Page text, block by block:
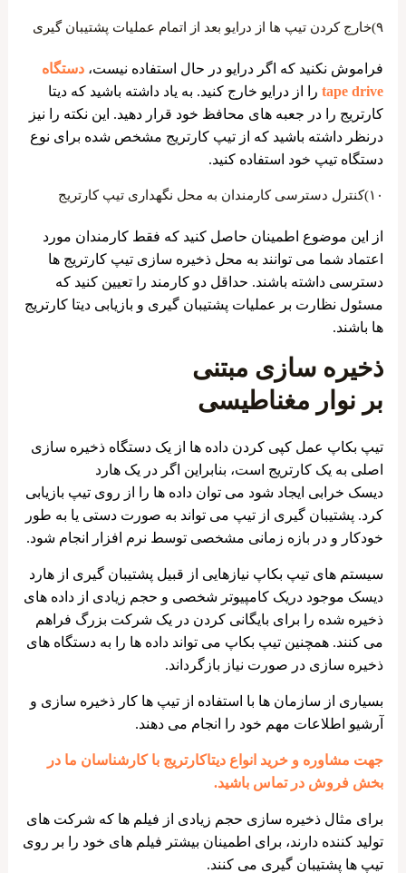
۹)خارج کردن تیپ ها از درایو بعد از اتمام عملیات پشتیبان گیری
فراموش نکنید که اگر درایو در حال استفاده نیست، دستگاه
tape driveرا از درایو خارج کنید. به یاد داشته باشید که دیتا
کارتریج را در جعبه های محافظ خود قرار دهید. این نکته را نیز
درنظر داشته باشید که از تیپ کارتریج مشخص شده برای نوع
دستگاه تیپ خود استفاده کنید.
۱۰)کنترل دسترسی کارمندان به محل نگهداری تیپ کارتریج
از این موضوع اطمینان حاصل کنید که فقط کارمندان مورد
اعتماد شما می توانند به محل ذخیره سازی تیپ کارتریج ها
دسترسی داشته باشند. حداقل دو کارمند را تعیین کنید که
مسئول نظارت بر عملیات پشتیبان گیری و بازیابی دیتا کارتریج
ها باشند.
ذخیره سازی مبتنی
بر نوار مغناطیسی
تیپ بکاپ عمل کپی کردن داده ها از یک دستگاه ذخیره سازی
اصلی به یک کارتریج است، بنابراین اگر در یک هارد
دیسک خرابی ایجاد شود می توان داده ها را از روی تیپ بازیابی
کرد. پشتیبان گیری از تیپ می تواند به صورت دستی یا به طور
خودکار و در بازه زمانی مشخصی توسط نرم افزار انجام شود.
سیستم های تیپ بکاپ نیازهایی از قبیل پشتیبان گیری از هارد
دیسک موجود دریک کامپیوتر شخصی و حجم زیادی از داده های
ذخیره شده را برای بایگانی کردن در یک شرکت بزرگ فراهم
می کنند. همچنین تیپ بکاپ می تواند داده ها را به دستگاه های
ذخیره سازی در صورت نیاز بازگرداند.
بسیاری از سازمان ها با استفاده از تیپ ها کار ذخیره سازی و
آرشیو اطلاعات مهم خود را انجام می دهند.
جهت مشاوره و خرید انواع دیتاکارتریج با کارشناسان ما در
بخش فروش در تماس باشید.
برای مثال ذخیره سازی حجم زیادی از فیلم ها که شرکت های
تولید کننده دارند، برای اطمینان بیشتر فیلم های خود را بر روی
تیپ ها پشتیبان گیری می کنند.